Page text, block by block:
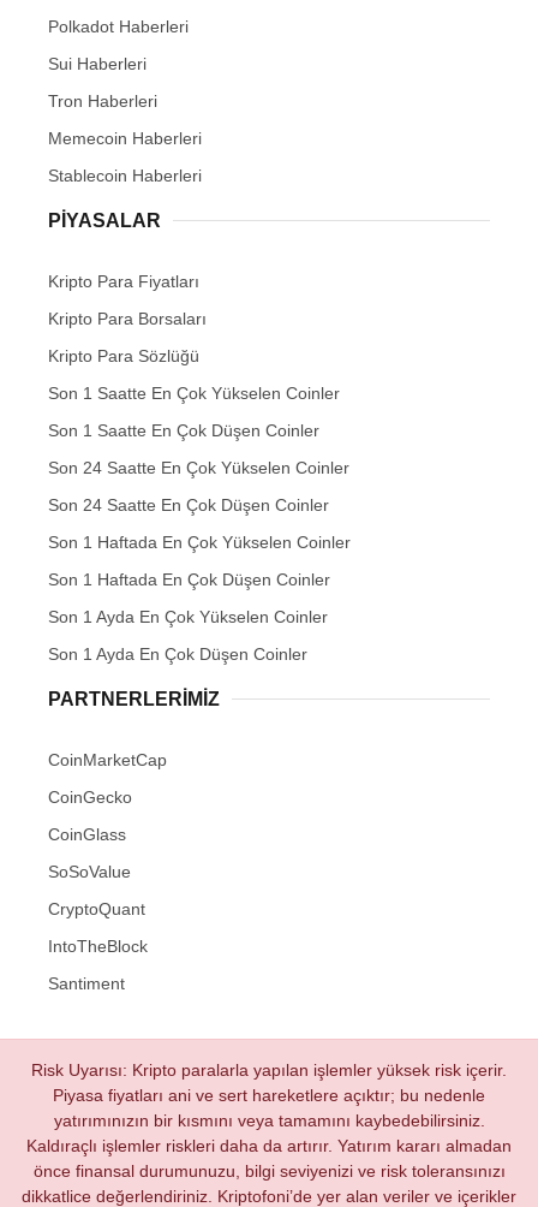
Polkadot Haberleri
Sui Haberleri
Tron Haberleri
Memecoin Haberleri
Stablecoin Haberleri
PIYASALAR
Kripto Para Fiyatları
Kripto Para Borsaları
Kripto Para Sözlüğü
Son 1 Saatte En Çok Yükselen Coinler
Son 1 Saatte En Çok Düşen Coinler
Son 24 Saatte En Çok Yükselen Coinler
Son 24 Saatte En Çok Düşen Coinler
Son 1 Haftada En Çok Yükselen Coinler
Son 1 Haftada En Çok Düşen Coinler
Son 1 Ayda En Çok Yükselen Coinler
Son 1 Ayda En Çok Düşen Coinler
PARTNERLERIMIZ
CoinMarketCap
CoinGecko
CoinGlass
SoSoValue
CryptoQuant
IntoTheBlock
Santiment
Risk Uyarısı: Kripto paralarla yapılan işlemler yüksek risk içerir.
Piyasa fiyatları ani ve sert hareketlere açıktır; bu nedenle
yatırımınızın bir kısmını veya tamamını kaybedebilirsiniz.
Kaldıraçlı işlemler riskleri daha da artırır. Yatırım kararı almadan
önce finansal durumunuzu, bilgi seviyenizi ve risk toleransınızı
dikkatlice değerlendiriniz. Kriptofoni’de yer alan veriler ve içerikler